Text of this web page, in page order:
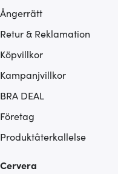
Ångerrätt
Retur & Reklamation
Köpvillkor
Kampanjvillkor
BRA DEAL
Företag
Produktåterkallelse
Cervera